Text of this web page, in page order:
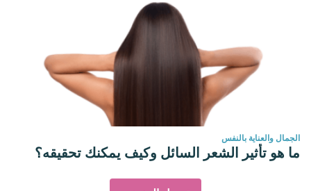
الجمال والعناية بالنفس
ما هو تأثير الشعر السائل وكيف يمكنك تحقيقه؟